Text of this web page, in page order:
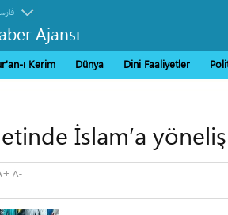
Ajansı
ı Kerim Dünya Dini Faaliyetler
İslam’a